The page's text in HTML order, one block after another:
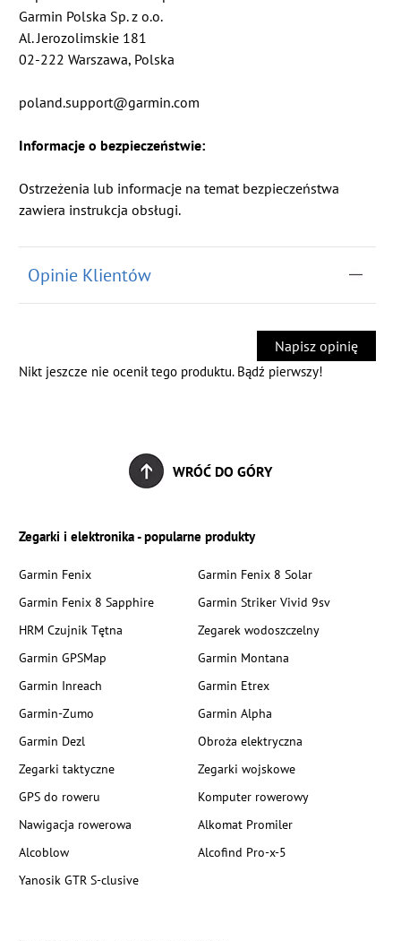
Garmin Polska Sp. z o.o.
Al. Jerozolimskie 181
02-222 Warszawa, Polska
poland.support@garmin.com
Informacje o bezpieczeństwie:
Ostrzeżenia lub informacje na temat bezpieczeństwa
zawiera instrukcja obsługi.
Opinie Klientów
Napisz opinię
Nikt jeszcze nie ocenił tego produktu. Bądź pierwszy!
WRÓĆ DO GÓRY
Zegarki i elektronika - popularne produkty
Garmin Fenix
Garmin Fenix 8 Solar
Garmin Fenix 8 Sapphire
Garmin Striker Vivid 9sv
HRM Czujnik Tętna
Zegarek wodoszczelny
Garmin GPSMap
Garmin Montana
Garmin Inreach
Garmin Etrex
Garmin-Zumo
Garmin Alpha
Garmin Dezl
Obroża elektryczna
Zegarki taktyczne
Zegarki wojskowe
GPS do roweru
Komputer rowerowy
Nawigacja rowerowa
Alkomat Promiler
Alcoblow
Alcofind Pro-x-5
Yanosik GTR S-clusive